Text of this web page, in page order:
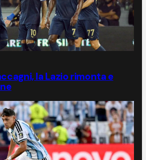
la Lazio rimonta e